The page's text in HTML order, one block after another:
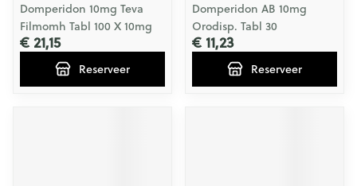
Domperidon 10mg Teva
Filmomh Tabl 100 X 10mg
€ 21,15
Reserveer
Domperidon AB 10mg
Orodisp. Tabl 30
€ 11,23
Reserveer